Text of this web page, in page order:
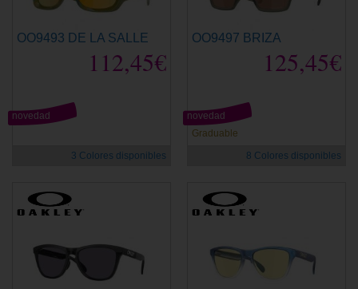
OO9493 DE LA SALLE
112,45€
novedad
3 Colores disponibles
OO9497 BRIZA
125,45€
Graduable
novedad
8 Colores disponibles